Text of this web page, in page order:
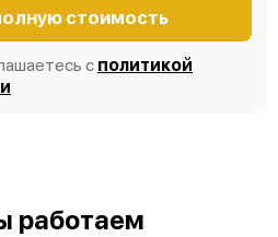
стоимость
с политикой
работаем